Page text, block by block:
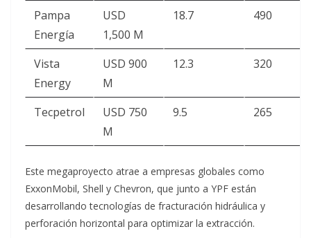
Pampa
Energía
USD
1,500 M
18.7 490
Vista
Energy
USD 900
M
12.3 320
Tecpetrol
USD 750
M
9.5 265
Este megaproyecto atrae a empresas globales como
ExxonMobil, Shell y Chevron, que junto a YPF están
desarrollando tecnologías de fracturación hidráulica y
perforación horizontal para optimizar la extracción.